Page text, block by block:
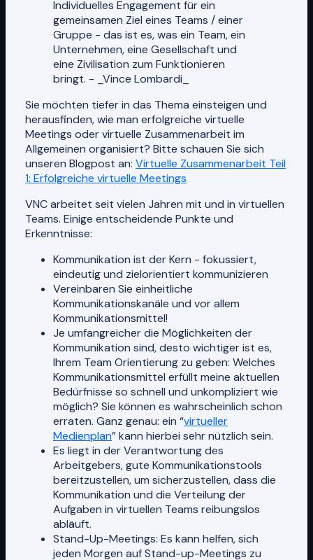
Individuelles Engagement für ein
gemeinsamen Ziel eines Teams / einer
Gruppe - das ist es, was ein Team, ein
Unternehmen, eine Gesellschaft und
eine Zivilisation zum Funktionieren
bringt. - _Vince Lombardi_
Sie möchten tiefer in das Thema einsteigen und
herausfinden, wie man erfolgreiche virtuelle
Meetings oder virtuelle Zusammenarbeit im
Allgemeinen organisiert? Bitte schauen Sie sich
unseren Blogpost an: Virtuelle Zusammenarbeit Teil
1: Erfolgreiche virtuelle Meetings
VNC arbeitet seit vielen Jahren mit und in virtuellen
Teams. Einige entscheidende Punkte und
Erkenntnisse:
Kommunikation ist der Kern - fokussiert,
eindeutig und zielorientiert kommunizieren
Vereinbaren Sie einheitliche
Kommunikationskanäle und vor allem
Kommunikationsmittel!
Je umfangreicher die Möglichkeiten der
Kommunikation sind, desto wichtiger ist es,
Ihrem Team Orientierung zu geben: Welches
Kommunikationsmittel erfüllt meine aktuellen
Bedürfnisse so schnell und unkompliziert wie
möglich? Sie können es wahrscheinlich schon
erraten. Ganz genau: ein “virtueller
Medienplan” kann hierbei sehr nützlich sein.
Es liegt in der Verantwortung des
Arbeitgebers, gute Kommunikationstools
bereitzustellen, um sicherzustellen, dass die
Kommunikation und die Verteilung der
Aufgaben in virtuellen Teams reibungslos
abläuft.
Stand-Up-Meetings: Es kann helfen, sich
jeden Morgen auf Stand-up-Meetings zu